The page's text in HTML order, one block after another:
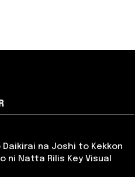
Daikirai na Joshi to Kekkon
ni Natta Rilis Key Visual